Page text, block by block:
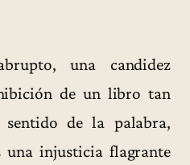
una candidez
de un libro tan
de la palabra,
injusticia flagrante